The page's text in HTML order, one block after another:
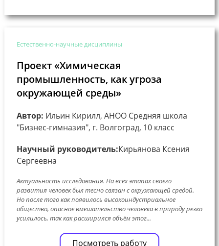
Естественно-научные дисциплины
Проект «Химическая
промышленность, как угроза
окружающей среды»
Автор: Ильин Кирилл, АНОО Средняя школа
"Бизнес-гимназия", г. Волгоград, 10 класс
Научный руководитель:Кирьянова Ксения
Сергеевна
Актуальность исследования. На всех этапах своего
развития человек был тесно связан с окружающей средой.
Но после того как появилось высокоиндустриальное
общество, опасное вмешательство человека в природу резко
усилилось, так как расширился объём этог...
Посмотреть работу